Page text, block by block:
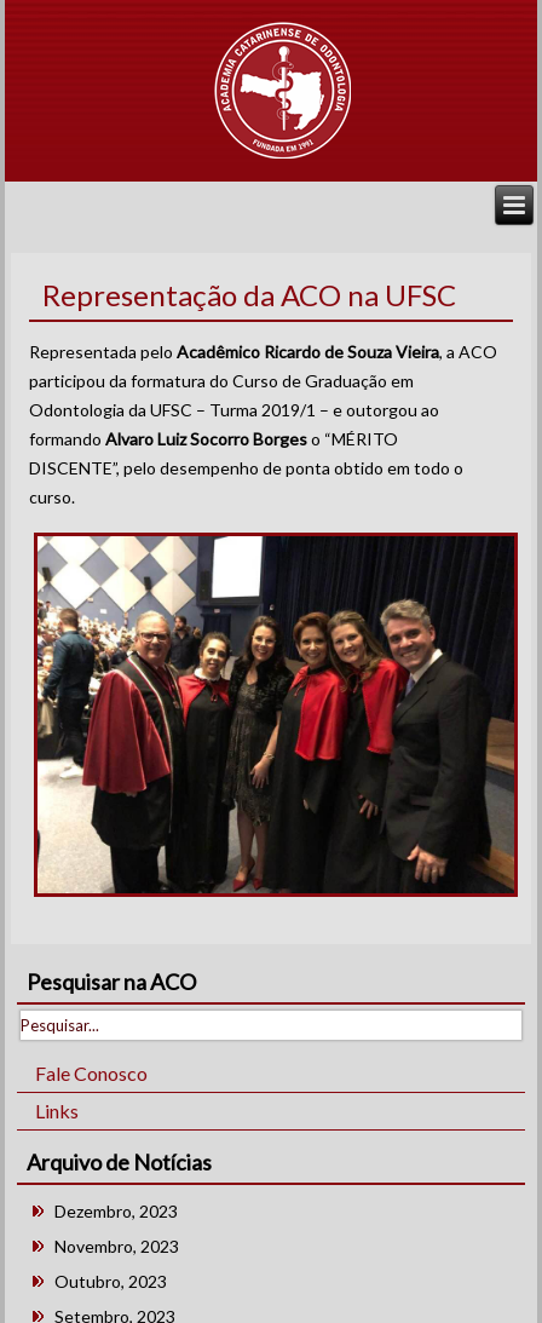
Representação da ACO na UFSC
Representada peloAcadêmico Ricardo de Souza Vieira, a ACO
participou da formatura do Curso de Graduação em
Odontologia da UFSC – Turma 2019/1 – e outorgou ao
formandoAlvaro Luiz Socorro Borgeso “MÉRITO
DISCENTE”, pelo desempenho de ponta obtido em todo o
curso.
Pesquisar na ACO
Fale Conosco
Links
Arquivo de Notícias
Dezembro, 2023
Novembro, 2023
Outubro, 2023
Setembro, 2023